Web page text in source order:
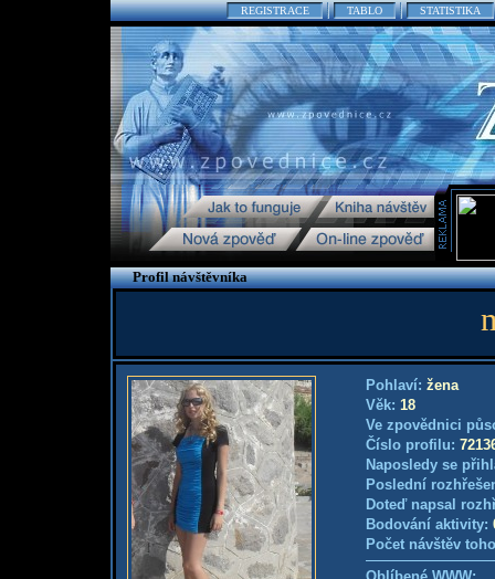
REGISTRACE TABLO STATISTIKA
Profil návštěvníka
Pohlaví: žena
Věk: 18
Ve zpovědnici
Číslo profilu:
Naposledy se
Poslední
Doteď napsal
Bodování aktivity:
Počet návštěv